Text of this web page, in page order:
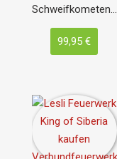
Schweifkometen…
99,95 €